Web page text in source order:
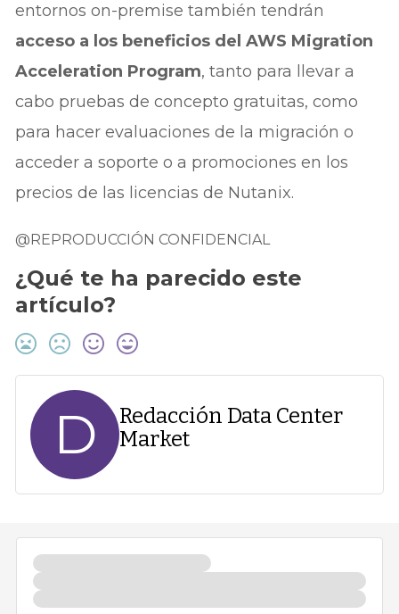
entornos on-premise también tendrán
acceso a los beneficios del AWS Migration
Acceleration Program, tanto para llevar a
cabo pruebas de concepto gratuitas, como
para hacer evaluaciones de la migración o
acceder a soporte o a promociones en los
precios de las licencias de Nutanix.
@REPRODUCCIÓN CONFIDENCIAL
¿Qué te ha parecido este
artículo?
D
Redacción Data Center
Market